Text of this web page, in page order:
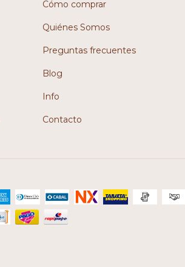
Cómo comprar
Quiénes Somos
Preguntas frecuentes
Blog
Info
Contacto